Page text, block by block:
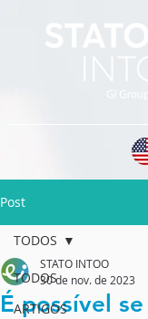
Post
TODOS
ARTIGOS
TODOS
É possível
STATO INTOO
30 de nov. de 2023